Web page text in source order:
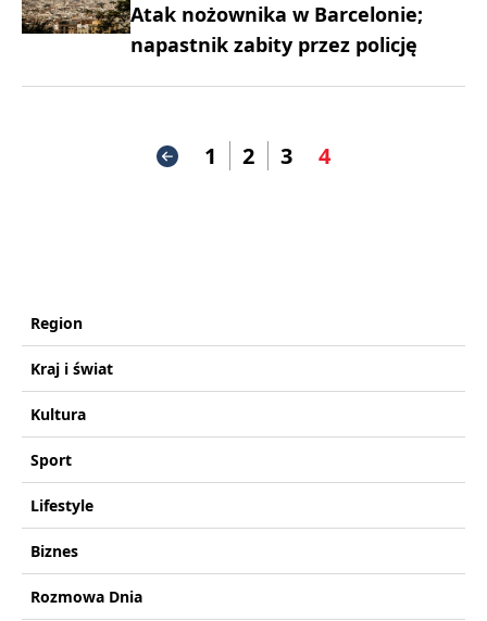
Atak nożownika w Barcelonie;
napastnik zabity przez policję
1 2 3 4
Region
Kraj i świat
Kultura
Sport
Lifestyle
Biznes
Rozmowa Dnia